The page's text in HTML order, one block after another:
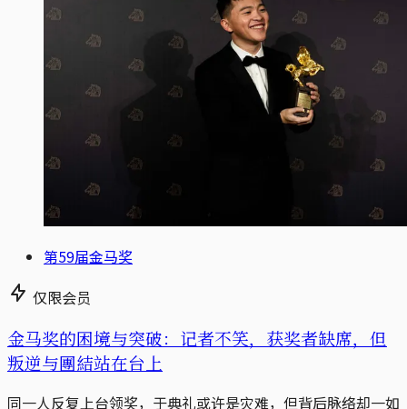
第59届金马奖
仅限会员
金马奖的困境与突破：记者不笑，获奖者缺席，但
叛逆与團結站在台上
同一人反复上台领奖，于典礼或许是灾难，但背后脉络却一如